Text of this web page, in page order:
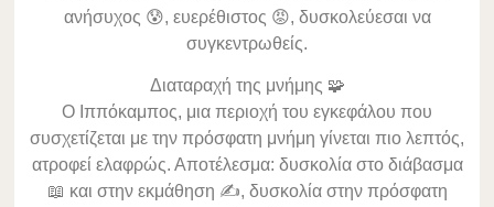
ανήσυχος 😰, ευερέθιστος 😡, δυσκολεύεσαι να
συγκεντρωθείς.
Διαταραχή της μνήμης 🧩
Ο Ιππόκαμπος, μια περιοχή του εγκεφάλου που
συσχετίζεται με την πρόσφατη μνήμη γίνεται πιο λεπτός,
ατροφεί ελαφρώς. Αποτέλεσμα: δυσκολία στο διάβασμα
📖 και στην εκμάθηση ✍️, δυσκολία στην πρόσφατη